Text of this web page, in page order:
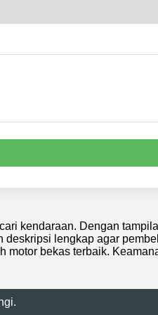
kendaraan. Dengan
lengkap agar
bekas terbaik.